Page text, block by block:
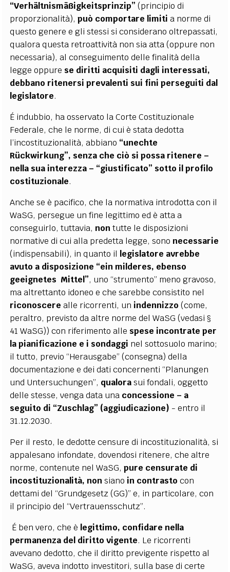
“Verhältnismäßigkeitsprinzip” (principio di
proporzionalità),può comportare limiti a norme di
questo genere e gli stessi si considerano oltrepassati,
qualora questa retroattività non sia atta (oppure non
necessaria), al conseguimento delle finalità della
legge oppure se diritti acquisiti dagli interessati,
debbano ritenersi prevalenti sui fini perseguiti dal
legislatore.
É indubbio, ha osservato la Corte Costituzionale
Federale, che le norme, di cui è stata dedotta
l’incostituzionalità, abbiano “unechte
Rückwirkung”, senza che ciò si possa ritenere –
nella sua interezza – “giustificato” sotto il profilo
costituzionale.
Anche se è pacifico, che la normativa introdotta con il
WaSG, persegue un fine legittimo ed è atta a
conseguirlo, tuttavia, nontutte le disposizioni
normative di cui alla predetta legge, sono necessarie
(indispensabili), in quanto il legislatore avrebbe
avuto a disposizione “ein milderes, ebenso
geeignetes Mittel”, uno “strumento” meno gravoso,
ma altrettanto idoneo e che sarebbe consistito nel
riconoscere alle ricorrenti, un indennizzo (come,
peraltro, previsto da altre norme del WaSG (vedasi §
41 WaSG)) con riferimento alle spese incontrate per
la pianificazione e i sondaggi nel sottosuolo marino;
il tutto, previo “Herausgabe” (consegna) della
documentazione e dei dati concernenti “Planungen
und Untersuchungen”, qualorasui fondali, oggetto
delle stesse, venga data una concessione – a
seguito di “Zuschlag” (aggiudicazione) - entro il
31.12.2030.
Per il resto, le dedotte censure di incostituzionalità, si
appalesano infondate, dovendosi ritenere, che altre
norme, contenute nel WaSG, pure censurate di
incostituzionalità, nonsiano in contrasto con
dettami del “Grundgesetz (GG)” e, in particolare, con
il principio del “Vertrauensschutz”.
É ben vero, che è legittimo, confidare nella
permanenza del diritto vigente. Le ricorrenti
avevano dedotto, che il diritto previgente rispetto al
WaSG, aveva indotto investitori, sulla base di certe